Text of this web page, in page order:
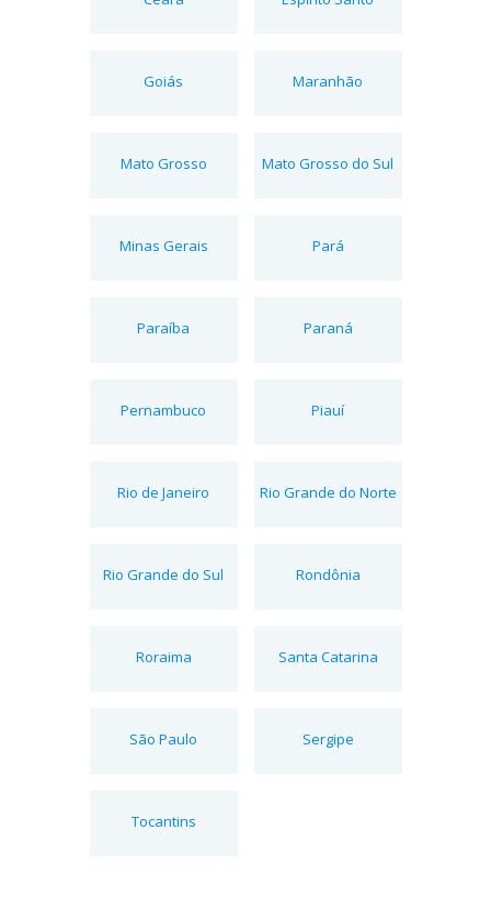
Goiás Maranhão
Mato Grosso Mato Grosso do Sul
Minas Gerais Pará
Paraíba Paraná
Pernambuco Piauí
Rio de Janeiro Rio Grande do Norte
Rio Grande do Sul Rondônia
Roraima Santa Catarina
São Paulo Sergipe
Tocantins